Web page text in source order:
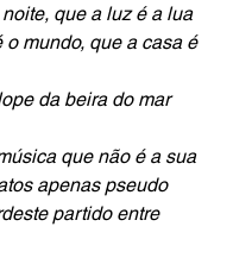
que a luz é a lua
o mundo, que a casa é
da beira do mar
que não é a sua
apenas pseudo
partido entre